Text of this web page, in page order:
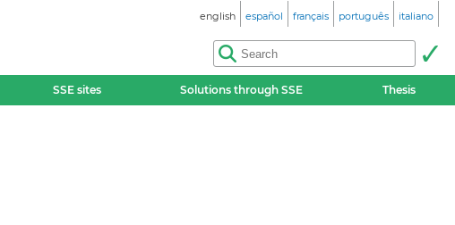
english español français português italiano
SSE sites Solutions through SSE Thesis